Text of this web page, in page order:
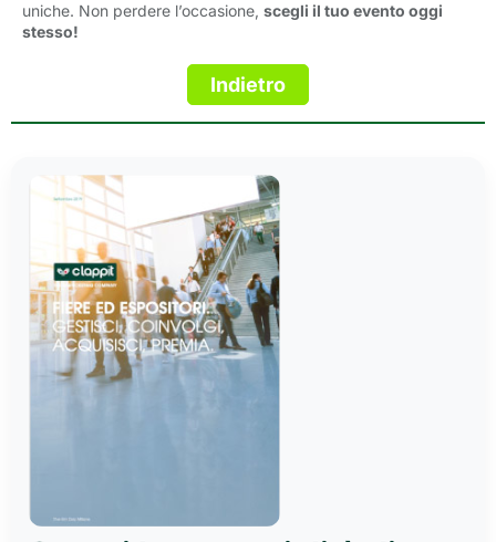
uniche. Non perdere l’occasione, scegli il tuo evento oggi
stesso!